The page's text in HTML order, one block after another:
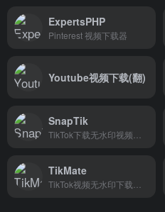
ExpertsPHP
Pinterest 视频下载器
Youtube视频下载(翻)
SnapTik
TikMate